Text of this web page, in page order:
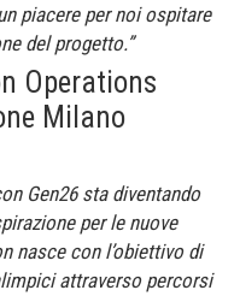
piacere per noi ospitare
del progetto.”
Operations
Milano
Gen26 sta diventando
per le nuove
nasce con l’obiettivo di
attraverso percorsi